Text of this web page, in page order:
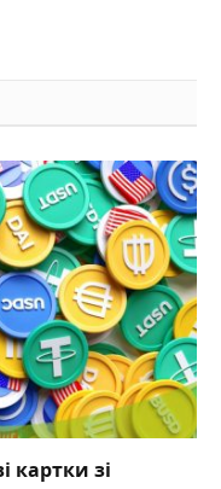
картки зі